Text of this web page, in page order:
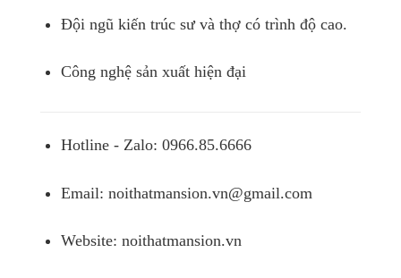
Đội ngũ kiến trúc sư và thợ có trình độ cao.
Công nghệ sản xuất hiện đại
Hotline - Zalo: 0966.85.6666
Email: noithatmansion.vn@gmail.com
Website: noithatmansion.vn